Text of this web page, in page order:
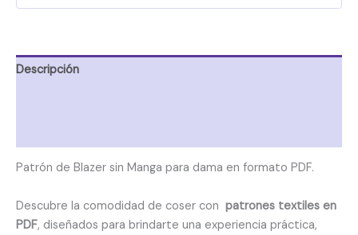
Descripción
Patrón de Blazer sin Manga para dama en formato PDF.
Descubre la comodidad de coser con patrones textiles en
PDF, diseñados para brindarte una experiencia práctica,